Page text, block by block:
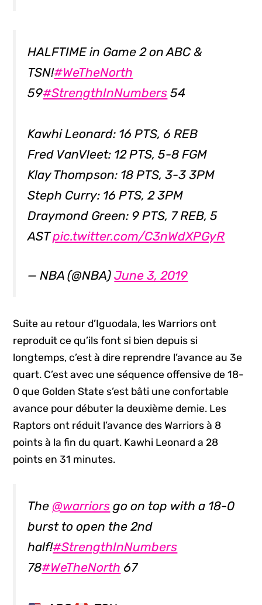
HALFTIME in Game 2 on ABC &
TSN!#WeTheNorth
59#StrengthInNumbers 54
Kawhi Leonard: 16 PTS, 6 REB
Fred VanVleet: 12 PTS, 5-8 FGM
Klay Thompson: 18 PTS, 3-3 3PM
Steph Curry: 16 PTS, 2 3PM
Draymond Green: 9 PTS, 7 REB, 5
ASTpic.twitter.com/C3nWdXPGyR
— NBA (@NBA)June 3, 2019
Suite au retour d’Iguodala, les Warriors ont
reproduit ce qu’ils font si bien depuis si
longtemps, c’est à dire reprendre l’avance au 3e
quart. C’est avec une séquence offensive de 18-
0 que Golden State s’est bâti une confortable
avance pour débuter la deuxième demie. Les
Raptors ont réduit l’avance des Warriors à 8
points à la fin du quart. Kawhi Leonard a 28
points en 31 minutes.
The @warriors go on top with a 18-0
burst to open the 2nd
half!#StrengthInNumbers
78#WeTheNorth 67